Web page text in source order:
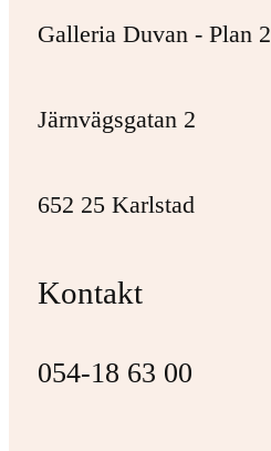
Galleria Duvan - Plan 2
Järnvägsgatan 2
652 25 Karlstad
Kontakt
054-18 63 00